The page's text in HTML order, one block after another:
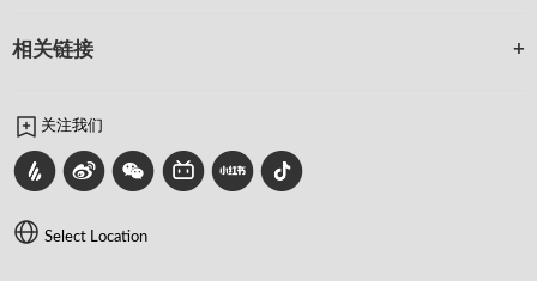
相关链接
关注我们
Select Location